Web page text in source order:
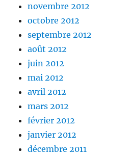
novembre 2012
octobre 2012
septembre 2012
août 2012
juin 2012
mai 2012
avril 2012
mars 2012
février 2012
janvier 2012
décembre 2011